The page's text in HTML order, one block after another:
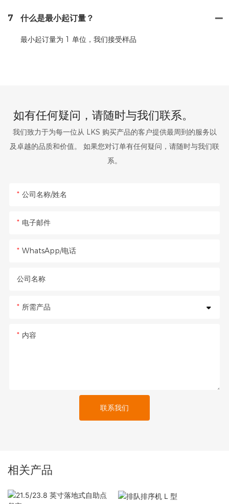
7 什么是最小起订量？
最小起订量为 1 单位，我们接受样品
如有任何疑问，请随时与我们联系。
我们致力于为每一位从 LKS 购买产品的客户提供最周到的服务以
及卓越的品质和价值。 如果您对订单有任何疑问，请随时与我们联
系。
公司名称/姓名
电子邮件
WhatsApp/电话
公司名称
所需产品
内容
联系我们
相关产品